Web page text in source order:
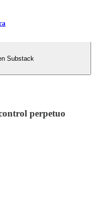
Substack
perpetuo